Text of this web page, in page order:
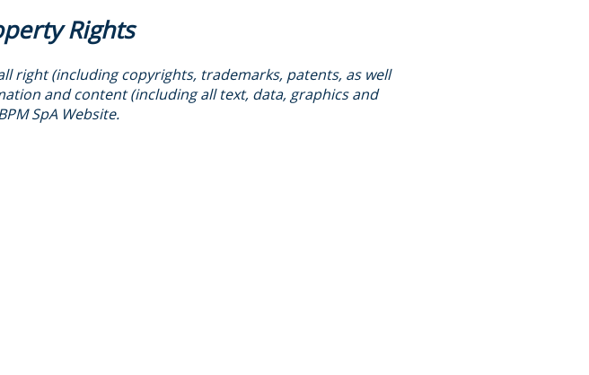
Rights
right (including copyrights, trademarks, patents, as well
and content (including all text, data, graphics and
SpA Website.